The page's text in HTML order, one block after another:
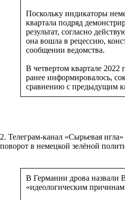
Поскольку индикаторы
квартала подряд
результат, согласно
она вошла в рецессию,
сообщении ведомства.
В четвертом квартале
ранее информировалось,
сравнению с предыдущим
2. Телеграм-канал «Сырьевая
поворот в немецкой зелёной
В Германии дрова назвали
«идеологическим